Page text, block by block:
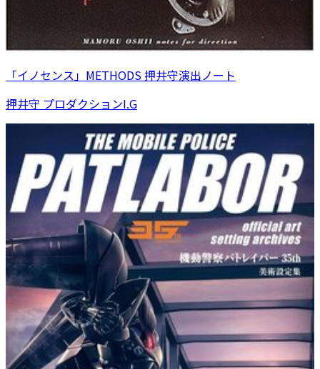
「イノセンス」METHODS 押井守演出ノート
押井守 プロダクションI.G